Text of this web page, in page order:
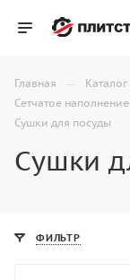
Главная — Каталог
Сетчатое
Сушки для посуды
Сушки
ФИЛЬТР